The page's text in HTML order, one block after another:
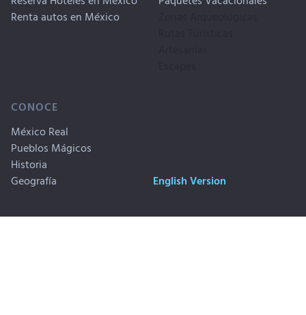
Renta autos en México
CONOCE
México Real
Pueblos Mágicos
Historia
Geografía
English Version